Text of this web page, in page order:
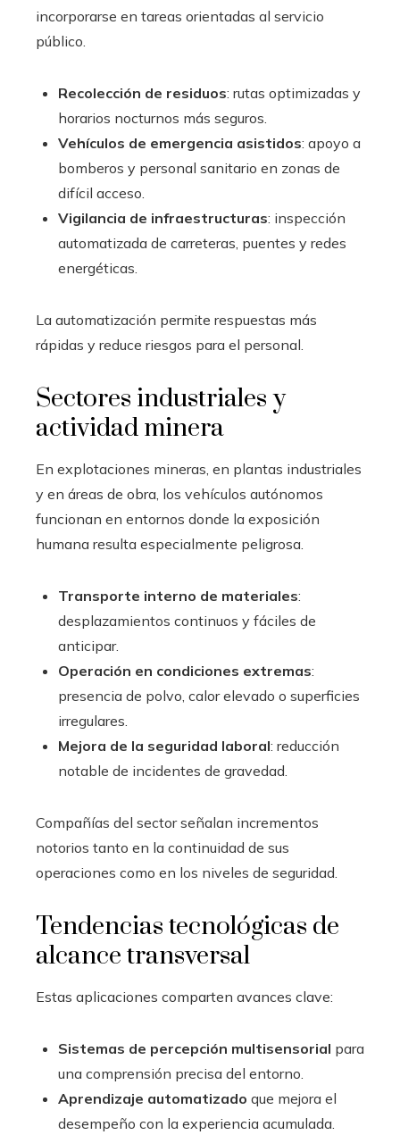
incorporarse en tareas orientadas al servicio
público.
Recolección de residuos: rutas optimizadas y
horarios nocturnos más seguros.
Vehículos de emergencia asistidos: apoyo a
bomberos y personal sanitario en zonas de
difícil acceso.
Vigilancia de infraestructuras: inspección
automatizada de carreteras, puentes y redes
energéticas.
La automatización permite respuestas más
rápidas y reduce riesgos para el personal.
Sectores industriales y
actividad minera
En explotaciones mineras, en plantas industriales
y en áreas de obra, los vehículos autónomos
funcionan en entornos donde la exposición
humana resulta especialmente peligrosa.
Transporte interno de materiales:
desplazamientos continuos y fáciles de
anticipar.
Operación en condiciones extremas:
presencia de polvo, calor elevado o superficies
irregulares.
Mejora de la seguridad laboral: reducción
notable de incidentes de gravedad.
Compañías del sector señalan incrementos
notorios tanto en la continuidad de sus
operaciones como en los niveles de seguridad.
Tendencias tecnológicas de
alcance transversal
Estas aplicaciones comparten avances clave:
Sistemas de percepción multisensorial para
una comprensión precisa del entorno.
Aprendizaje automatizado que mejora el
desempeño con la experiencia acumulada.